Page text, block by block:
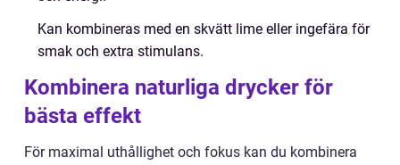
Kan kombineras med en skvätt lime eller ingefära för
smak och extra stimulans.
Kombinera naturliga drycker för
bästa effekt
För maximal uthållighet och fokus kan du kombinera